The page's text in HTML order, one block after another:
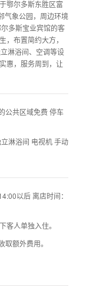
尔多斯东胜区富
气象公园，周边环境
斯宝业宾馆的客
，布置简约大方，
淋浴间、空调等设
惠，服务周到，让
公共区域免费 停车
淋浴间 电视机 手动
以后 离店时间：
客人单独入住。
取额外费用。